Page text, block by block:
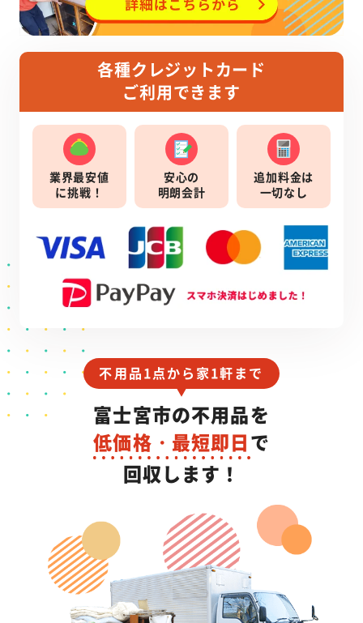
各種クレジットカード
ご利用できます
業界最安値
に挑戦！
安心の
明朗会計
追加料金は
一切なし
不用品1点から家1軒まで
富士宮市の不用品を
低価格・最短即日で
回収します！